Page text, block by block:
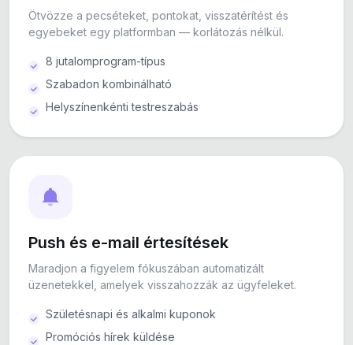
Ötvözze a pecséteket, pontokat, visszatérítést és
egyebeket egy platformban — korlátozás nélkül.
8 jutalomprogram-típus
Szabadon kombinálható
Helyszínenkénti testreszabás
Push és e-mail értesítések
Maradjon a figyelem fókuszában automatizált
üzenetekkel, amelyek visszahozzák az ügyfeleket.
Születésnapi és alkalmi kuponok
Promóciós hírek küldése